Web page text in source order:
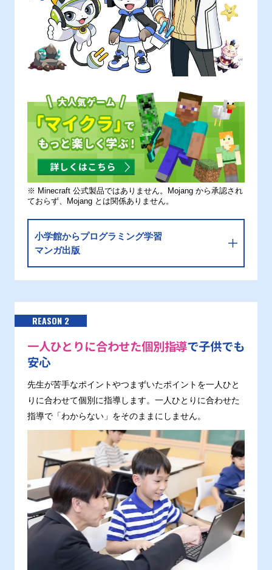
※ Minecraft 公式製品ではありません。Mojang から承認され
ておらず、Mojang とは関係ありません。
小学館からプログラミング学習
マンガ出版
REASON 2
一人ひとりに合わせた個別指導で子供でも
安心
先生が苦手なポイントやつまずいたポイントを一人ひと
りに合わせて個別に指導します。一人ひとりに合わせた
指導で「わからない」をそのままにしません。